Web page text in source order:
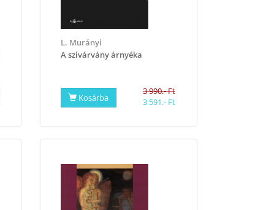
L. Murányi
A szivárvány árnyéka
Kosárba
3 990.- Ft
3 591.- Ft